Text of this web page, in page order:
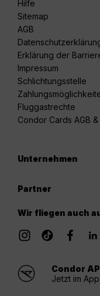
Hilfe
Sitemap
AGB
Erklärung der
Impressum
Schlichtungsstelle
Fluggastrechte
Condor Cards AGB
Unternehmen
Partner
Wir fliegen auch
Condor
Jetzt im